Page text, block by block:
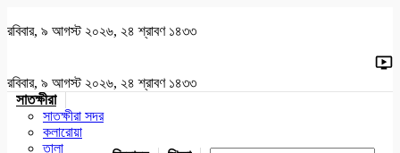
রবিবার, ৯ আগস্ট ২০২৬, ২৪ শ্রাবণ ১৪৩৩
রবিবার, ৯ আগস্ট ২০২৬, ২৪ শ্রাবণ ১৪৩৩
সাতক্ষীরা
সাতক্ষীরা সদর
কলারোয়া
তালা